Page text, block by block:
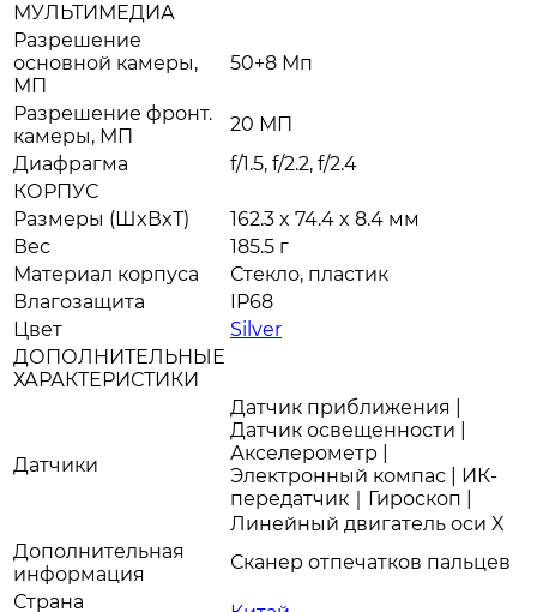
МУЛЬТИМЕДИА
Разрешение
основной камеры,
МП
50+8 Мп
Разрешение фронт.
камеры, МП
20 МП
Диафрагма
f/1.5, f/2.2, f/2.4
КОРПУС
Размеры (ШxВxТ)
162.3 x 74.4 x 8.4 мм
Вес
185.5 г
Материал корпуса
Стекло, пластик
Влагозащита
IP68
Цвет
Silver
ДОПОЛНИТЕЛЬНЫЕ
ХАРАКТЕРИСТИКИ
Датчики
Датчик приближения |
Датчик освещенности |
Акселерометр |
Электронный компас | ИК-
передатчик｜Гироскоп |
Линейный двигатель оси X
Дополнительная
информация
Сканер отпечатков пальцев
Страна